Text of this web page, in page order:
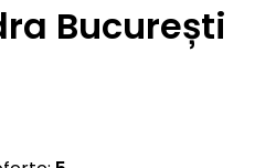
București